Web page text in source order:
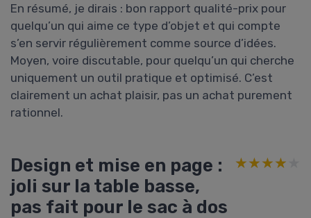
En résumé, je dirais : bon rapport qualité-prix pour
quelqu’un qui aime ce type d’objet et qui compte
s’en servir régulièrement comme source d’idées.
Moyen, voire discutable, pour quelqu’un qui cherche
uniquement un outil pratique et optimisé. C’est
clairement un achat plaisir, pas un achat purement
rationnel.
Design et mise en page :
joli sur la table basse,
pas fait pour le sac à dos
★★★★★
★★★★★